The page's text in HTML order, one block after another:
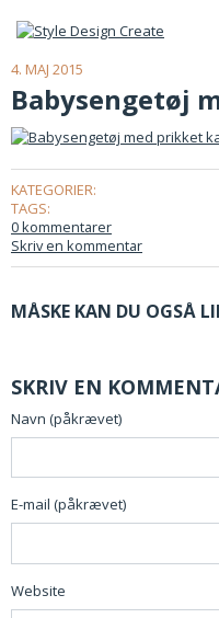
4. MAJ 2015
Babysengetøj
KATEGORIER:
TAGS:
0 kommentarer
Skriv en kommentar
MÅSKE KAN DU OGSÅ
SKRIV EN
Navn (påkrævet)
E-mail (påkrævet)
Website